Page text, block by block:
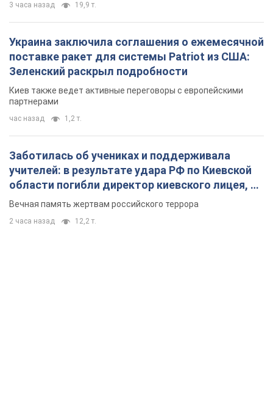
3 часа назад 19,9 т.
Украина заключила соглашения о ежемесячной
поставке ракет для системы Patriot из США:
Зеленский раскрыл подробности
Киев также ведет активные переговоры с европейскими
партнерами
час назад 1,2 т.
Заботилась об учениках и поддерживала
учителей: в результате удара РФ по Киевской
области погибли директор киевского лицея, её
муж и внук
Вечная память жертвам российского террора
2 часа назад 12,2 т.